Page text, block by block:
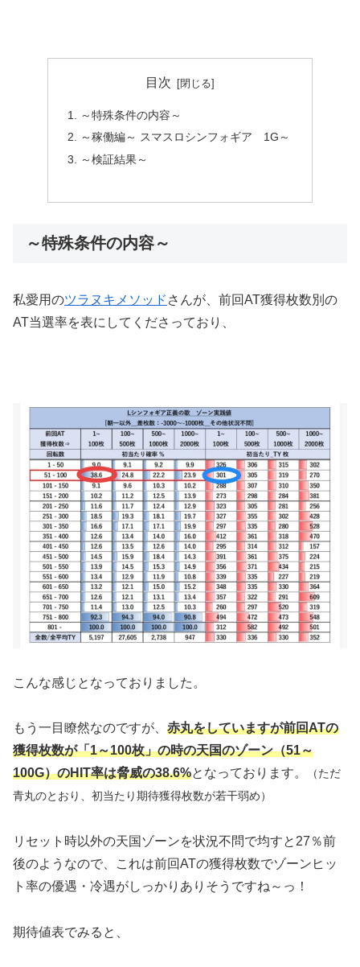
目次
～特殊条件の内容～
～稼働編～ スマスロシンフォギア 1G～
～検証結果～
～特殊条件の内容～
私愛用のツラヌキメソッド さんが、前回AT獲得枚数別の
AT当選率を表にしてくださっており、
こんな感じとなっておりました。
もう一目瞭然なのですが、 赤丸をしていますが前回ATの
獲得枚数が「1～100枚」の時の天国のゾーン（51～
100G）のHIT率は脅威の38.6%となっております。
（ただ
青丸のとおり、初当たり期待獲得枚数が若干弱め）
リセット時以外の天国ゾーンを状況不問で均すと27％前
後のようなので、これは前回ATの獲得枚数でゾーンヒッ
ト率の優遇・冷遇がしっかりありそうですね～っ！
期待値表でみると、